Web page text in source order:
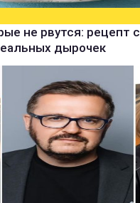
не рвутся: рецепт
дырочек